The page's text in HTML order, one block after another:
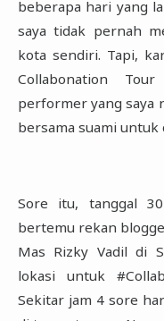
beberapa hari yang
saya tidak pernah
kota sendiri. Tapi,
Collabonation
performer yang saya
bersama suami untuk
Sore itu, tanggal
bertemu rekan
Mas Rizky Vadil di
lokasi untuk
Sekitar jam 4 sore